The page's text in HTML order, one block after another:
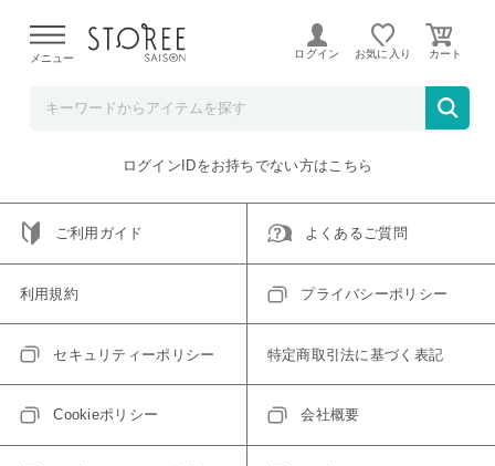
よる配送遅延が発生しております。
メニュー ログイン お気に入り
ご指定のアイテムは取り扱い終了、またはただいま取り扱い
トップへ戻る
ログインIDをお持ちでない方はこちら
ご利用ガイド よくあるご質問
利用規約 プライバシーポリシー
セキュリティーポリシー 特定商取引法に基づく表記
Cookieポリシー 会社概要